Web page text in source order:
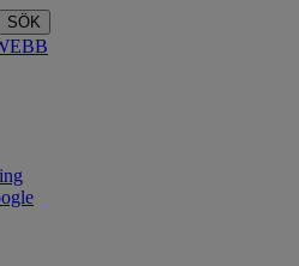
SÖK